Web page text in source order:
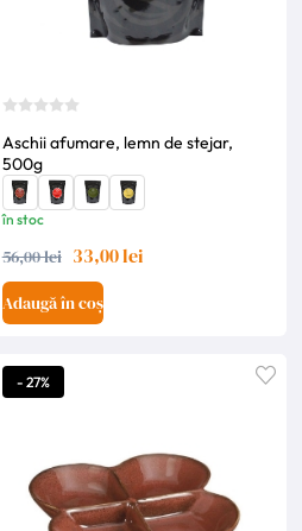
Aschii afumare, lemn de stejar,
500g
în stoc
56,00 lei 33,00 lei
Adaugă în coș
- 27%